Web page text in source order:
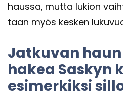
haus­sa, mutta lu­kion
taan myös kes­ken
Jat­ku­van
hakea Sas­kyn
esi­mer­kik­si